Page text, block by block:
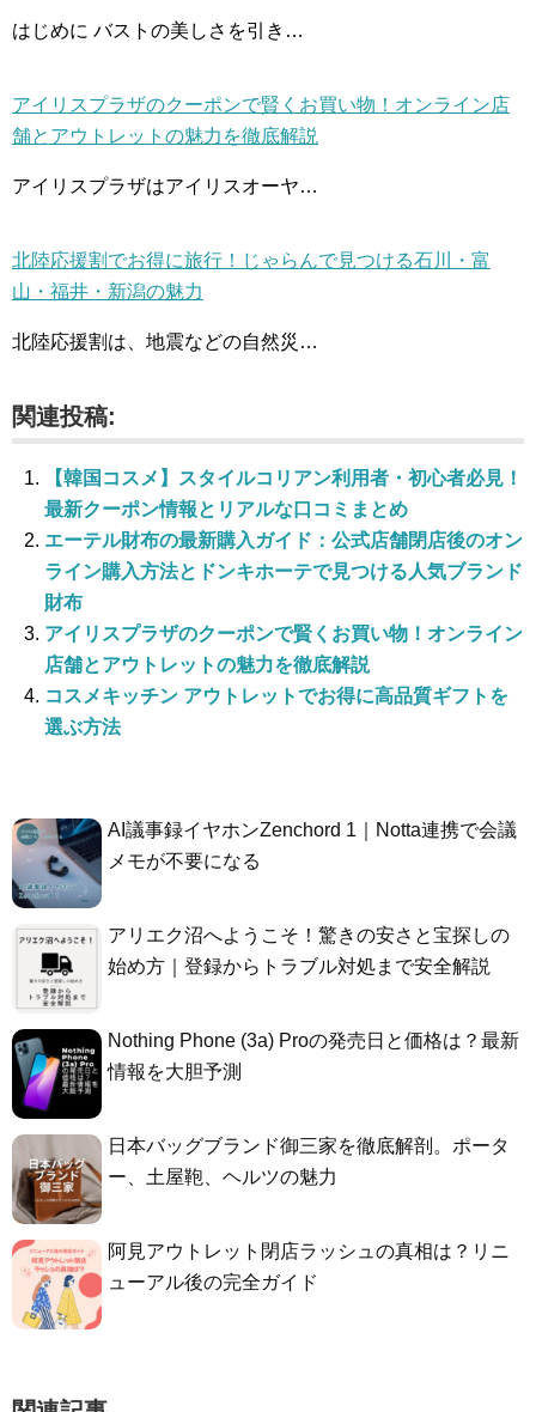
はじめに バストの美しさを引き…
アイリスプラザのクーポンで賢くお買い物！オンライン店
舗とアウトレットの魅力を徹底解説
アイリスプラザはアイリスオーヤ…
北陸応援割でお得に旅行！じゃらんで見つける石川・富
山・福井・新潟の魅力
北陸応援割は、地震などの自然災…
関連投稿:
【韓国コスメ】スタイルコリアン利用者・初心者必見！
最新クーポン情報とリアルな口コミまとめ
エーテル財布の最新購入ガイド：公式店舗閉店後のオン
ライン購入方法とドンキホーテで見つける人気ブランド
財布
アイリスプラザのクーポンで賢くお買い物！オンライン
店舗とアウトレットの魅力を徹底解説
コスメキッチン アウトレットでお得に高品質ギフトを
選ぶ方法
AI議事録イヤホンZenchord 1｜Notta連携で会議
メモが不要になる
アリエク沼へようこそ！驚きの安さと宝探しの
始め方｜登録からトラブル対処まで安全解説
Nothing Phone (3a) Proの発売日と価格は？最新
情報を大胆予測
日本バッグブランド御三家を徹底解剖。ポータ
ー、土屋鞄、ヘルツの魅力
阿見アウトレット閉店ラッシュの真相は？リニ
ューアル後の完全ガイド